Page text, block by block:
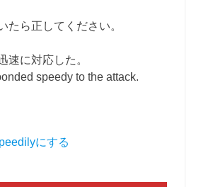
たら正してください。
速に対応した。
speedy to the attack.
にする